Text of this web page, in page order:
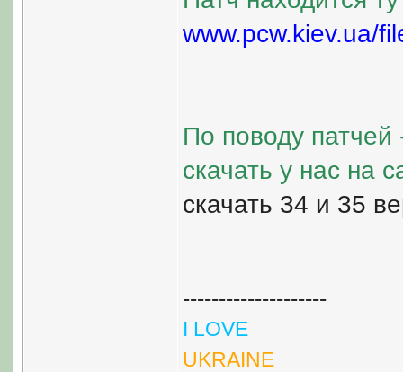
www.pcw.kiev.ua/
По поводу
скачать у нас на
скачать 34 и 35
--------------------
I LOVE
UKRAINE